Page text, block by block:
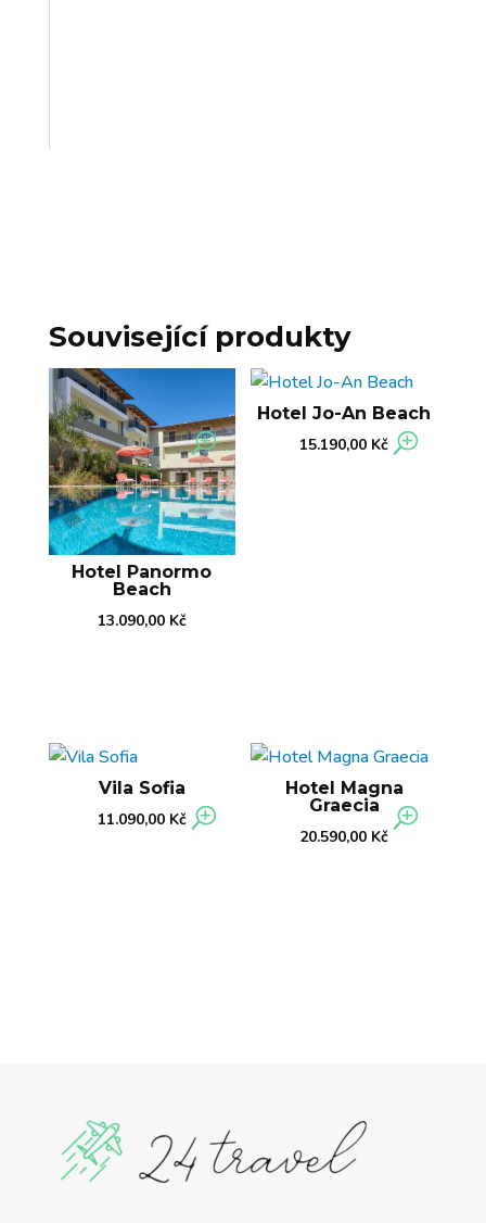
Související produkty
Hotel Panormo
Beach
13.090,00 Kč
Hotel Jo-An Beach
15.190,00 Kč
Vila Sofia
11.090,00 Kč
Hotel Magna
Graecia
20.590,00 Kč